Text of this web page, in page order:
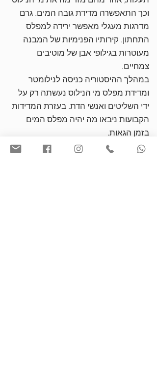
וכך התאפשרה מדידת גובה המים. גרם
מדרגות מעגלי מאפשר ירידה למפלס
התחתון. קירותיו הפנימיות של המבנה
מעוטרות בגילופי אבן של מוטיבים
צמחיים.
במהלך ההיסטוריה כניסה לנילומטר
ומדידת מפלס מי הנילוס נעשתה רק על
ידי השליטים ואנשי הדת. בעזרת המדידות
הקבועות ניבאו מה יהיה מפלס המים
בזמן הגאות.
מחיר: 60egp